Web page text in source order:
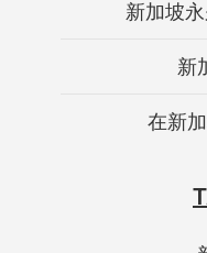
新加坡
新
在新